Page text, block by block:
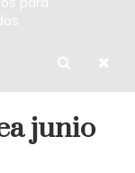
junio